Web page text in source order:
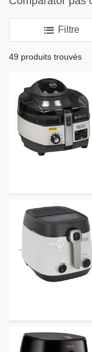
Filtre
49 produits trouvés